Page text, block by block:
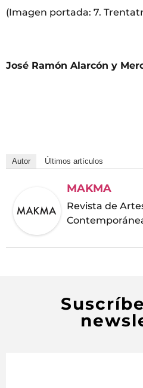
(Imagen portada: 7.
José Ramón Alarcón y
Autor Últimos artículos
MAKMA
Revista de